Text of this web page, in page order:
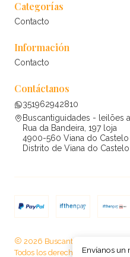
Categorías
Contacto
Información
Contacto
Contáctanos
351962942810
Buscantiguidades - leilões
Rua da Bandeira, 197 loja
4900-560 Viana do Castelo
Distrito de Viana do
2026 Buscantiguidades -
Todos los derechos reservados.
Envíanos un